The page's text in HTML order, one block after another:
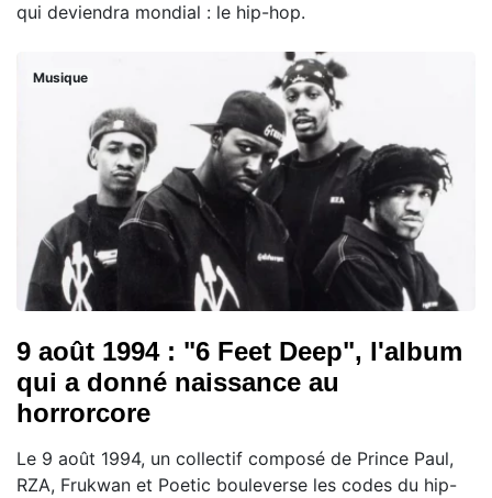
qui deviendra mondial : le hip-hop.
Musique
9 août 1994 : "6 Feet Deep", l'album
qui a donné naissance au
horrorcore
Le 9 août 1994, un collectif composé de Prince Paul,
RZA, Frukwan et Poetic bouleverse les codes du hip-